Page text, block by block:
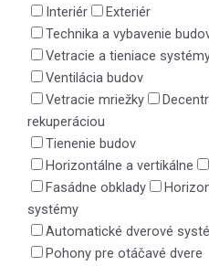
Interiér
Exteriér
Technika a vybavenie
Vetracie a tieniace
Ventilácia budov
Vetracie mriežky
rekuperáciou
Tienenie budov
Horizontálne a vertikálne
Fasádne obklady
systémy
Automatické dverové
Pohony pre otáčavé dvere